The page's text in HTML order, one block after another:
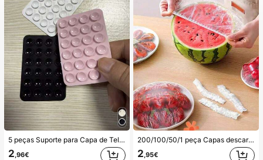
5 peças Suporte para Capa de Telemóvel com Ventosa de Silicone, Suporte de Ventosa para Telemóvel, Suporte Adesivo para Telemóvel, Suporte Adesivo para Telemóvel (Antes de utilizar, limpe cuidadosamente a superfície para garantir que está limpa e plana. Aguarde 30 minutos após colar para utilizar), Essencial
2,96€
200/100/50/1 peça Capas descartáveis de película aderente para alimentos, capas descartáveis para chuveiro, sacos retráteis descartáveis multiusos, capas descartáveis para sapatos, película aderente de cozinha reforçada, capas de preservação de alimentos para frigorífico doméstico, capas elásticas extensíveis, uso diário
2,95€